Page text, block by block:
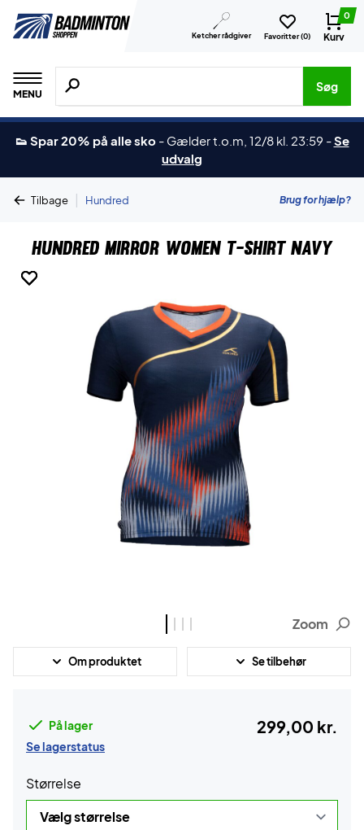
Ketcher rådgiver Favoritter (0)
0
Kurv
MENU
Søg efter produkter, mærker etc.
Søg
👟 Spar 20% på alle sko - Gælder t.o.m, 12/8 kl. 23:59 -Se
udvalg
Tilbage | Hundred Brug for hjælp?
Hundred Mirror Women T-shirt Navy
Zoom
Om produktet Se tilbehør
På lager
Se lagerstatus
299,00 kr.
Størrelse